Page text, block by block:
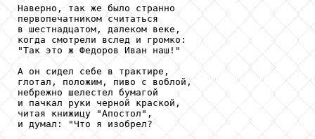
Наверно, так же было странно
первопечатником считаться
в шестнадцатом, далеком веке,
когда смотрели вслед и громко:
"Так это ж Федоров Иван наш!"
А он сидел себе в трактире,
глотал, положим, пиво с воблой,
небрежно шелестел бумагой
и пачкал руки черной краской,
читая книжицу "Апостол",
и думал: "Что я изобрел?